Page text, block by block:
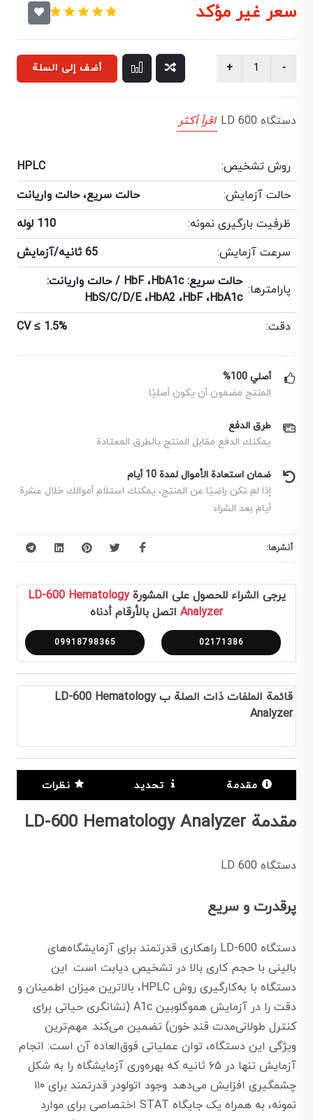
سعر غير مؤكد
أضف إلى السلة
دستگاه LD 600 اقرأ أكثر
روش تشخیص:
HPLC
حالت آزمایش:
حالت سریع، حالت واریانت
ظرفیت بارگیری نمونه:
110 لوله
سرعت آزمایش:
65 ثانیه/آزمایش
پارامترها:
حالت سریع: HbF ،HbA1c / حالت واریانت:
HbS/C/D/E ،HbA2 ،HbF ،HbA1c
دقت:
CV ≤ 1.5%
أصلي 100%
المنتج مضمون أن يكون أصليًا
طرق الدفع
يمكنك الدفع مقابل المنتج بالطرق المعتادة
ضمان استعادة الأموال لمدة 10 أيام
إذا لم تكن راضيًا عن المنتج، يمكنك استلام أموالك خلال عشرة
أيام بعد الشراء
أنشرها:
يرجى الشراء للحصول على المشورةLD-600 Hematology
Analyzer اتصل بالأرقام أدناه
02171386
09918798365
قائمة الملفات ذات الصلة ب LD-600 Hematology
Analyzer
مقدمة تحديد نظرات
مقدمة LD-600 Hematology Analyzer
دستگاه LD 600
پرقدرت و سریع
دستگاه LD-600 راهکاری قدرتمند برای آزمایشگاه‌های
بالینی با حجم کاری بالا در تشخیص دیابت است. این
دستگاه با به‌کارگیری روش HPLC، بالاترین میزان اطمینان و
دقت را در آزمایش هموگلوبین A1c (نشانگری حیاتی برای
کنترل طولانی‌مدت قند خون) تضمین می‌کند. مهم‌ترین
ویژگی این دستگاه، توان عملیاتی فوق‌العاده آن است: انجام
آزمایش تنها در ۶۵ ثانیه که بهره‌وری آزمایشگاه را به شکل
چشمگیری افزایش می‌دهد. وجود اتولودر قدرتمند برای ۱۱۰
نمونه، به همراه یک جایگاه STAT اختصاصی برای موارد